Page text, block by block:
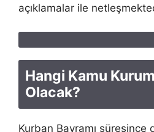
açıklamalar ile
Hangi Kamu
Olacak?
Kurban Bayramı süresince